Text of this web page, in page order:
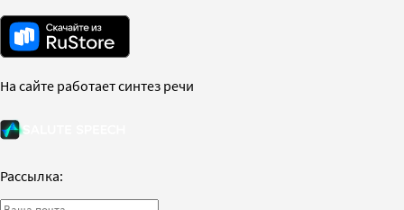
На сайте работает синтез речи
Рассылка: